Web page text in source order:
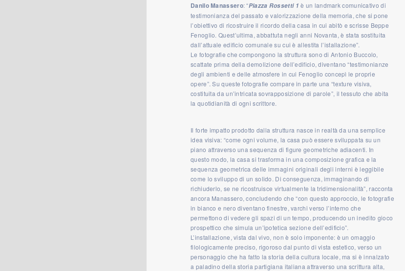
Danilo Manassero: “Piazza Rossetti 1 è un landmark comunicativo di
testimonianza del passato e valorizzazione della memoria, che si pone
l’obiettivo di ricostruire il ricordo della casa in cui abitò e scrisse Beppe
Fenoglio. Quest’ultima, abbattuta negli anni Novanta, è stata sostituita
dall’attuale edificio comunale su cui è allestita l’istallazione”.
Le fotografie che compongono la struttura sono di Antonio Buccolo,
scattate prima della demolizione dell’edificio, diventano “testimonianze
degli ambienti e delle atmosfere in cui Fenoglio concepì le proprie
opere”. Su queste fotografie compare in parte una “texture visiva,
costituita da un’intricata sovrapposizione di parole”, il tessuto che abita
la quotidianità di ogni scrittore.
Il forte impatto prodotto dalla struttura nasce in realtà da una semplice
idea visiva: “come ogni volume, la casa può essere sviluppata su un
piano attraverso una sequenza di figure geometriche adiacenti. In
questo modo, la casa si trasforma in una composizione grafica e la
sequenza geometrica delle immagini originali degli interni è leggibile
come lo sviluppo di un solido. Di conseguenza, immaginando di
richiuderlo, se ne ricostruisce virtualmente la tridimensionalità”, racconta
ancora Manassero, concludendo che “con questo approccio, le fotografie
in bianco e nero diventano finestre, varchi verso l’interno che
permettono di vedere gli spazi di un tempo, producendo un inedito gioco
prospettico che simula un’ipotetica sezione dell’edificio”.
L’installazione, vista dal vivo, non è solo imponente: è un omaggio
filologicamente preciso, rigoroso dal punto di vista estetico, verso un
personaggio che ha fatto la storia della cultura locale, ma si è innalzato
a paladino della storia partigiana italiana attraverso una scrittura alta,